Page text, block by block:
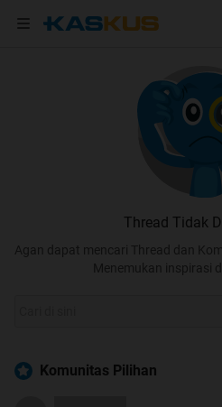
Thread Tidak
Agan dapat mencari Thread dan
Menemukan inspirasi
Komunitas Pilihan